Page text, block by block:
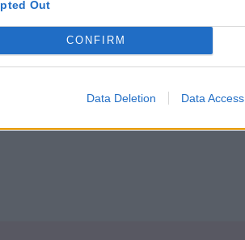
Out
CONFIRM
Data Deletion Data Access
mieux !